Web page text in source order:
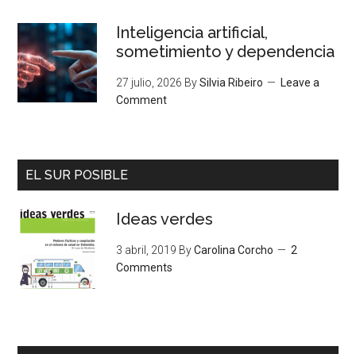
Inteligencia artificial,
sometimiento y dependencia
27 julio, 2026 BySilvia Ribeiro
Leave a
Comment
EL SUR POSIBLE
Ideas verdes
3 abril, 2019 ByCarolina Corcho
2
Comments